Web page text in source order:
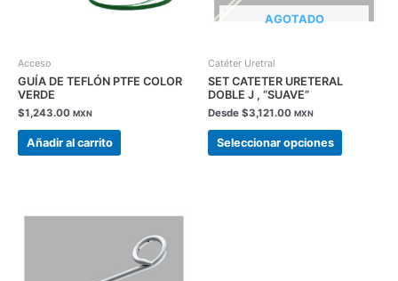
Acceso
GUÍA DE TEFLÓN PTFE COLOR
VERDE
$1,243.00 MXN
Añadir al carrito
AGOTADO
Catéter Uretral
SET CATETER URETERAL
DOBLE J , “SUAVE”
Desde $3,121.00 MXN
Seleccionar opciones
se
pueden
producto
producto
tiene
múltiples
variantes.